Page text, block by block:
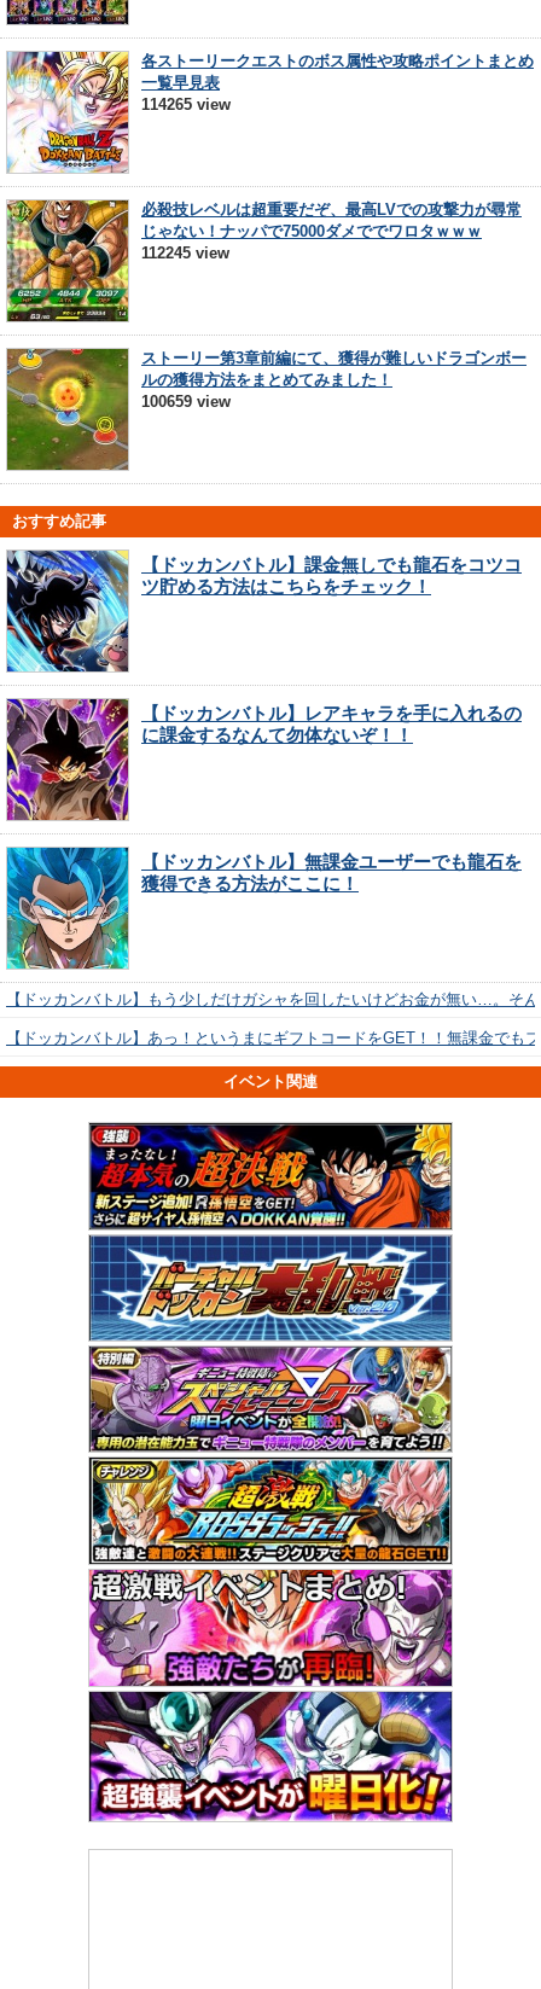
各ストーリークエストのボス属性や攻略ポイントまとめ
一覧早見表
114265 view
必殺技レベルは超重要だぞ、最高LVでの攻撃力が尋常
じゃない！ナッパで75000ダメででワロタｗｗｗ
112245 view
ストーリー第3章前編にて、獲得が難しいドラゴンボー
ルの獲得方法をまとめてみました！
100659 view
おすすめ記事
【ドッカンバトル】課金無しでも龍石をコツコ
ツ貯める方法はこちらをチェック！
【ドッカンバトル】レアキャラを手に入れるの
に課金するなんて勿体ないぞ！！
【ドッカンバトル】無課金ユーザーでも龍石を
獲得できる方法がここに！
【ドッカンバトル】もう少しだけガシャを回したいけどお金が無い…。そ
【ドッカンバトル】あっ！というまにギフトコードをGET！！無課金でも
イベント関連